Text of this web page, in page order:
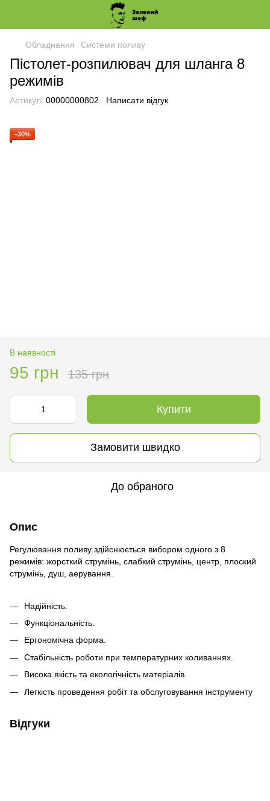
Обладнання Системи поливу
Пістолет-розпилювач для шланга 8
режимів
Артикул: 00000000802 Написати відгук
−30%
В наявності
95 грн 135 грн
Купити
Замовити швидко
До обраного
Опис
Регулювання поливу здійснюється вибором одного з 8
режимів: жорсткий струмінь, слабкий струмінь, центр, плоский
струмінь, душ, аерування.
Надійність.
Функціональність.
Ергономічна форма.
Стабільність роботи при температурних коливаннях.
Висока якість та екологічність матеріалів.
Легкість проведення робіт та обслуговування інструменту
Відгуки